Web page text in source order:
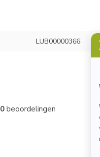
LUB00000366
0beoordelingen